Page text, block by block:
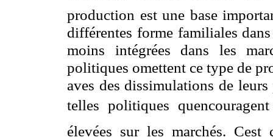
production est une base
différentes forme familiales
moins intégrées dans les
politiques omettent ce type de
aves des dissimulations de
telles politiques
élevées sur les marchés.